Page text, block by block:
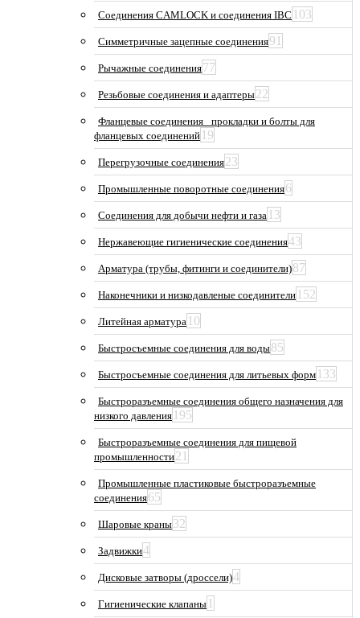
Соединения CAMLOCK и соединения IBC 103
Симметричные зацепные соединения91
Рычажные соединения77
Резьбовые соединения и адаптеры22
Фланцевые соединения_ прокладки и болты для
фланцевых соединений 19
Перегрузочные соединения23
Промышленные поворотные соединения6
Соединения для добычи нефти и газа 13
Нержавеющие гигиенические соединения43
Арматура (трубы, фитинги и соединители)87
Наконечники и низкодавленые соединители 152
Литейная арматура 10
Быстросъемные соединения для воды85
Быстросъемные соединения для литьевых форм 133
Быстроразъемные соединения общего назначения для
низкого давления 195
Быстроразъемные соединения для пищевой
промышленности21
Промышленные пластиковые быстроразъемные
соединения65
Шаровые краны32
Задвижки4
Дисковые затворы (дроссели)4
Гигиенические клапаны 1